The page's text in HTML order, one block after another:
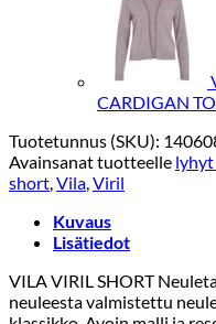
CARDIGAN
Tuotetunnus (SKU):
Avainsanat tuotteelle
short,Vila,Viril
Kuvaus
Lisätiedot
VILA VIRIL SHORT
neuleesta valmistettu